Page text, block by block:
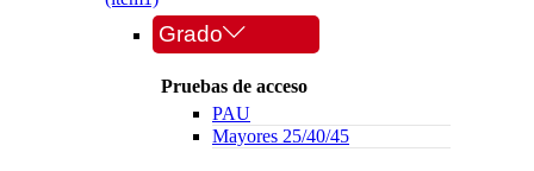
Grado
Pruebas de acceso
PAU
Mayores 25/40/45